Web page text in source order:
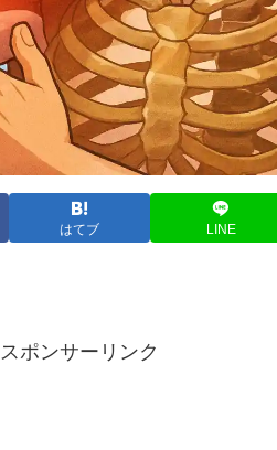
はてブ LINE
スポンサーリンク